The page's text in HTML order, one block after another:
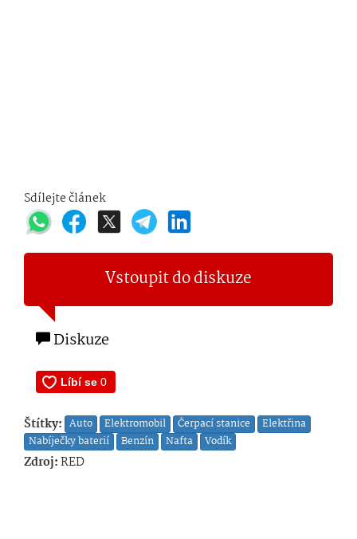
Sdílejte článek
Vstoupit do diskuze
Diskuze
Štítky: Auto Elektromobil Čerpací stanice
Elektřina
Nabíječky baterií
Benzín Nafta Vodík
Zdroj:RED